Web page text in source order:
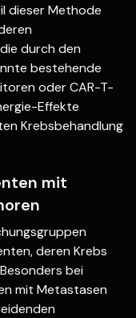
dieser Methode
durch den
bestehende
oder CAR-T-
Effekte
Krebsbehandlung
mit
deren Krebs
bei
mit Metastasen